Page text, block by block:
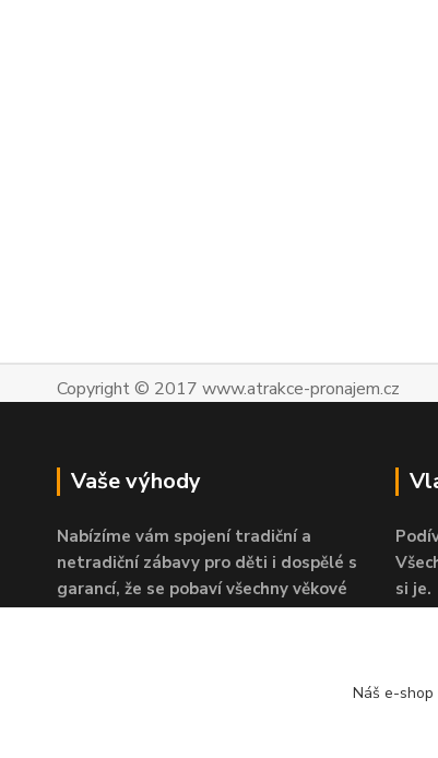
Copyright © 2017 www.atrakce-pronajem.cz
Vaše výhody
Nabízíme vám spojení tradiční a
netradiční zábavy pro děti i dospělé s
garancí, že se pobaví všechny věkové
kategorie.
let a víme, která zábava nejvíce táhne.
si je.
Náš e-